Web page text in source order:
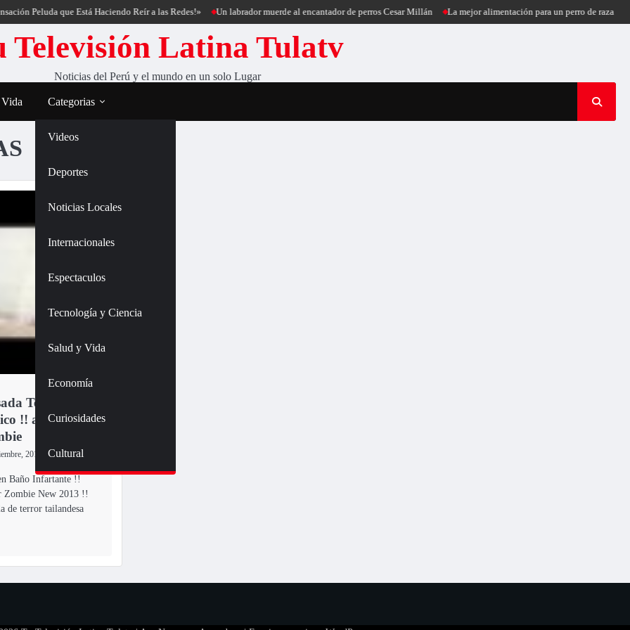
Peluda que Está Haciendo Reír a las Redes!» Un labrador muerde al encantador de perros Cesar Millán La mejor alimentación para un perro de raza
Televisión Latina Tulatv
Noticias del Perú y el mundo en un solo Lugar
Categorias
Videos
Deportes
Noticias Locales
Internacionales
Espectaculos
Tecnología y Ciencia
Salud y Vida
Economía
Curiosidades
Cultural
Terror en
!! aparicion
2013
Baño Infartante !!
Zombie New 2013 !!
de terror tailandesa